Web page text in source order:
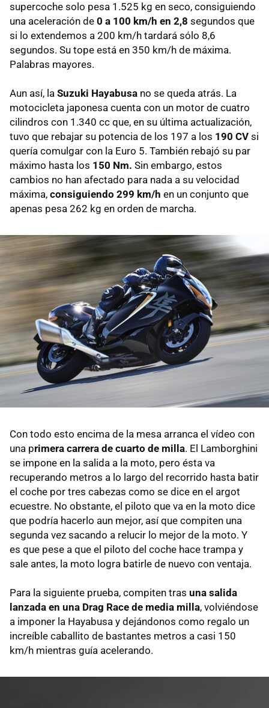
supercoche solo pesa 1.525 kg en seco, consiguiendo
una aceleración de 0 a 100 km/h en 2,8 segundos que
si lo extendemos a 200 km/h tardará sólo 8,6
segundos. Su tope está en 350 km/h de máxima.
Palabras mayores.
Aun así, la Suzuki Hayabusa no se queda atrás. La
motocicleta japonesa cuenta con un motor de cuatro
cilindros con 1.340 cc que, en su última actualización,
tuvo que rebajar su potencia de los 197 a los 190 CV si
quería comulgar con la Euro 5. También rebajó su par
máximo hasta los 150 Nm. Sin embargo, estos
cambios no han afectado para nada a su velocidad
máxima, consiguiendo 299 km/h en un conjunto que
apenas pesa 262 kg en orden de marcha.
Con todo esto encima de la mesa arranca el vídeo con
una primera carrera de cuarto de milla. El Lamborghini
se impone en la salida a la moto, pero ésta va
recuperando metros a lo largo del recorrido hasta batir
el coche por tres cabezas como se dice en el argot
ecuestre. No obstante, el piloto que va en la moto dice
que podría hacerlo aun mejor, así que compiten una
segunda vez sacando a relucir lo mejor de la moto. Y
es que pese a que el piloto del coche hace trampa y
sale antes, la moto logra batirle de nuevo con ventaja.
Para la siguiente prueba, compiten tras una salida
lanzada en una Drag Race de media milla, volviéndose
a imponer la Hayabusa y dejándonos como regalo un
increíble caballito de bastantes metros a casi 150
km/h mientras guía acelerando.